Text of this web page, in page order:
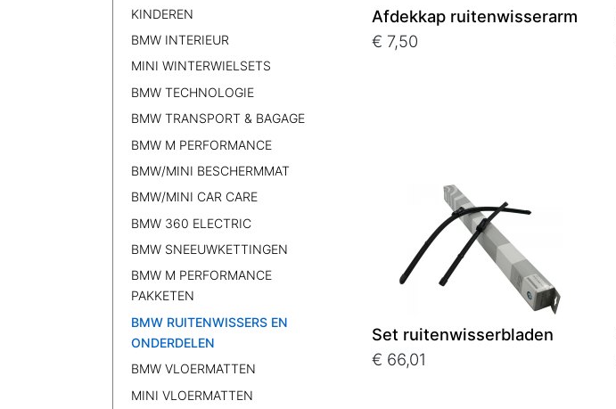
KINDEREN
BMW INTERIEUR
MINI WINTERWIELSETS
BMW TECHNOLOGIE
BMW TRANSPORT & BAGAGE
BMW M PERFORMANCE
BMW/MINI BESCHERMMAT
BMW/MINI CAR CARE
BMW 360 ELECTRIC
BMW SNEEUWKETTINGEN
BMW M PERFORMANCE
PAKKETEN
BMW RUITENWISSERS EN
ONDERDELEN
BMW VLOERMATTEN
MINI VLOERMATTEN
Afdekkap ruitenwisserarm
€ 7,50
Set ruitenwisserbladen
€ 66,01